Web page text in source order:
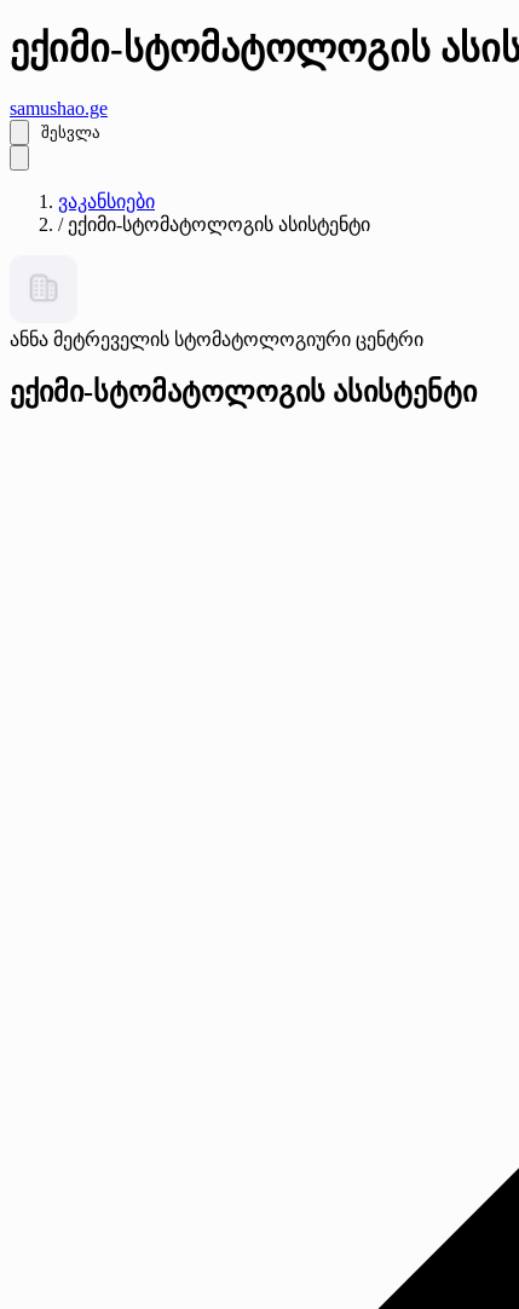
ექიმი-სტომატოლოგის
samushao.ge
შესვლა
ვაკანსიები
/ ექიმი-სტომატოლოგის ასისტენტი
ანნა მეტრეველის სტომატოლოგიური ცენტრი
ექიმი-სტომატოლოგის ასისტენტი